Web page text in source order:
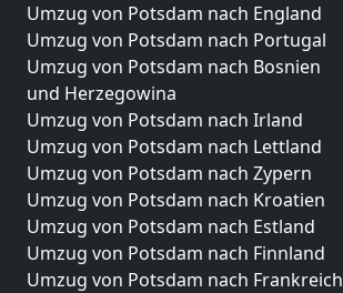
Umzug von Potsdam nach England
Umzug von Potsdam nach Portugal
Umzug von Potsdam nach Bosnien
und Herzegowina
Umzug von Potsdam nach Irland
Umzug von Potsdam nach Lettland
Umzug von Potsdam nach Zypern
Umzug von Potsdam nach Kroatien
Umzug von Potsdam nach Estland
Umzug von Potsdam nach Finnland
Umzug von Potsdam nach Frankreich